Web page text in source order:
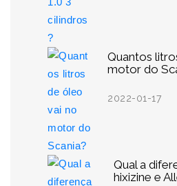
Quantos
motor do
2022-01-17
Qual a
hixizine e